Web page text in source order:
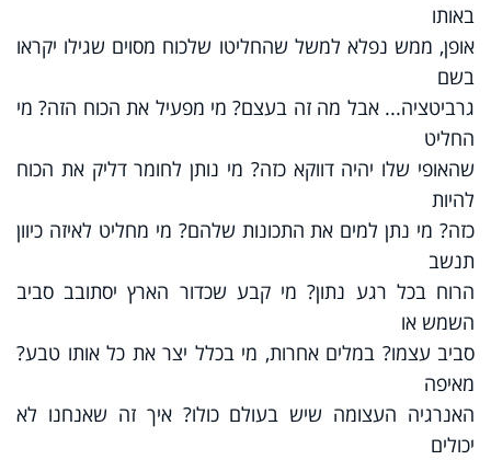
באותו
אופן, ממש נפלא למשל שהחליטו שלכוח מסוים שגילו יקראו
בשם
גרביטציה... אבל מה זה בעצם? מי מפעיל את הכוח הזה? מי
החליט
שהאופי שלו יהיה דווקא כזה? מי נותן לחומר דליק את הכוח
להיות
כזה? מי נתן למים את התכונות שלהם? מי מחליט לאיזה כיוון
תנשב
הרוח בכל רגע נתון? מי קבע שכדור הארץ יסתובב סביב
השמש או
סביב עצמו? במלים אחרות, מי בכלל יצר את כל אותו טבע?
מאיפה
האנרגיה העצומה שיש בעולם כולו? איך זה שאנחנו לא
יכולים